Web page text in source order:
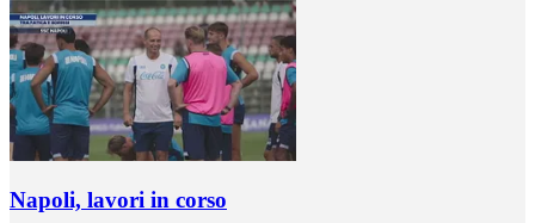
Napoli, lavori in corso